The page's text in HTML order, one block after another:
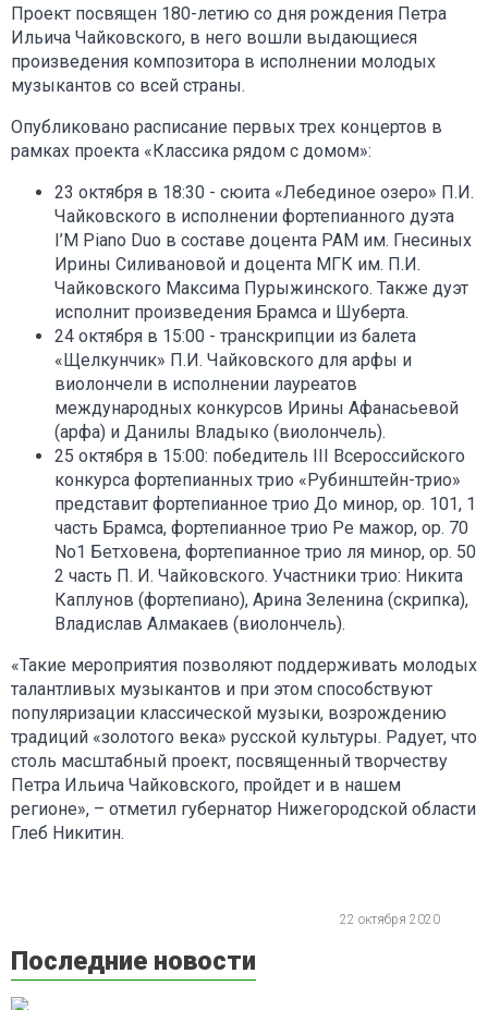
Проект посвящен 180-летию со дня рождения Петра
Ильича Чайковского, в него вошли выдающиеся
произведения композитора в исполнении молодых
музыкантов со всей страны.
Опубликовано расписание первых трех концертов в
рамках проекта «Классика рядом с домом»:
23 октября в 18:30 - сюита «Лебединое озеро» П.И.
Чайковского в исполнении фортепианного дуэта
I’M Piano Duo в составе доцента РАМ им. Гнесиных
Ирины Силивановой и доцента МГК им. П.И.
Чайковского Максима Пурыжинского. Также дуэт
исполнит произведения Брамса и Шуберта.
24 октября в 15:00 - транскрипции из балета
«Щелкунчик» П.И. Чайковского для арфы и
виолончели в исполнении лауреатов
международных конкурсов Ирины Афанасьевой
(арфа) и Данилы Владыко (виолончель).
25 октября в 15:00: победитель III Всероссийского
конкурса фортепианных трио «Рубинштейн-трио»
представит фортепианное трио До минор, ор. 101, 1
часть Брамса, фортепианное трио Ре мажор, op. 70
No1 Бетховена, фортепианное трио ля минор, op. 50
2 часть П. И. Чайковского. Участники трио: Никита
Каплунов (фортепиано), Арина Зеленина (скрипка),
Владислав Алмакаев (виолончель).
«Такие мероприятия позволяют поддерживать молодых
талантливых музыкантов и при этом способствуют
популяризации классической музыки, возрождению
традиций «золотого века» русской культуры. Радует, что
столь масштабный проект, посвященный творчеству
Петра Ильича Чайковского, пройдет и в нашем
регионе», – отметил губернатор Нижегородской области
Глеб Никитин.
22 октября 2020
Последние новости